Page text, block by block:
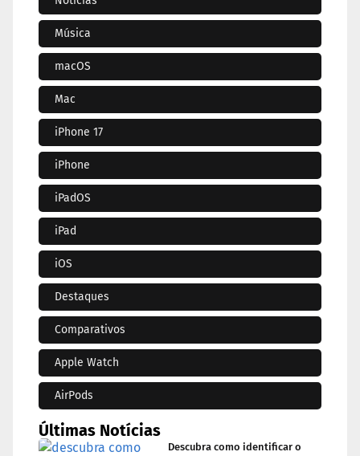
Música
macOS
Mac
iPhone 17
iPhone
iPadOS
iPad
iOS
Destaques
Comparativos
Apple Watch
AirPods
Últimas Notícias
Descubra como identificar o